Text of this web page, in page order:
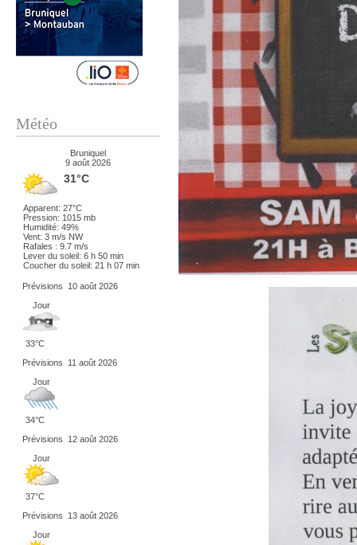
Météo
Bruniquel
9 août 2026
31°C
Apparent: 27°C
Pression: 1015 mb
Humidité: 49%
Vent: 3 m/s NW
Rafales : 9.7 m/s
Lever du soleil: 6 h 50 min
Coucher du soleil: 21 h 07 min
Prévisions
10 août 2026
Jour
33°C
Prévisions
11 août 2026
Jour
34°C
Prévisions
12 août 2026
Jour
37°C
Prévisions
13 août 2026
Jour